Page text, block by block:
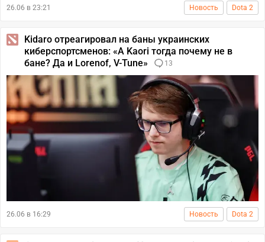
26.06 в 23:21 Новость Dota 2
Kidaro отреагировал на баны украинских
киберспортсменов: «А Kaori тогда почему не в
бане? Да и Lorenof, V-Tune»
13
26.06 в 16:29 Новость Dota 2